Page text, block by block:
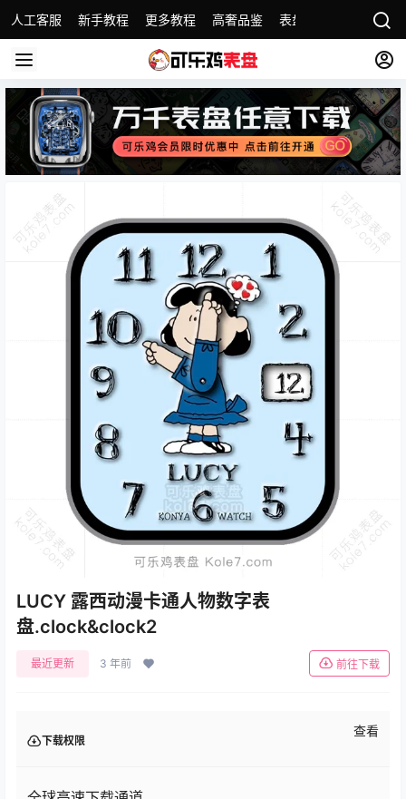
人工客服 新手教程 更多教程 高奢品鉴 表盘合集 名表故事
LUCY 露西动漫卡通人物数字表
盘.clock&clock2
最近更新 3 年前 前往下载
下载权限
查看